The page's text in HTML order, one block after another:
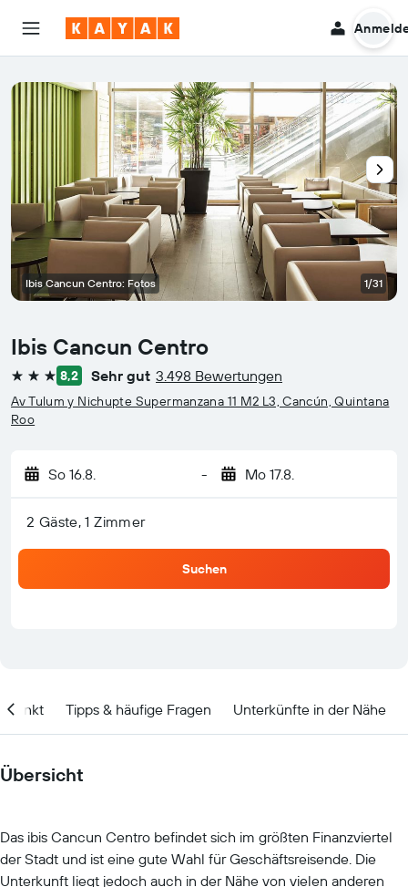
Ibis Cancun Centro
3 Sterne8,2 Sehr gut 3.498 Bewertungen
Av Tulum y Nichupte Supermanzana 11 M2 L3, Cancún, Quintana
Roo
So 16.8. - Mo 17.8.
2 Gäste, 1 Zimmer
Suchen
Ibis Cancun Centro: Fotos 1/31
Tipps & häufige Fragen Unterkünfte in der Nähe
Übersicht
Das ibis Cancun Centro befindet sich im größten Finanzviertel
der Stadt und ist eine gute Wahl für Geschäftsreisende. Die
Unterkunft liegt jedoch auch in der Nähe von vielen anderen